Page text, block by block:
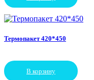
Термопакет 420*450
В корзину